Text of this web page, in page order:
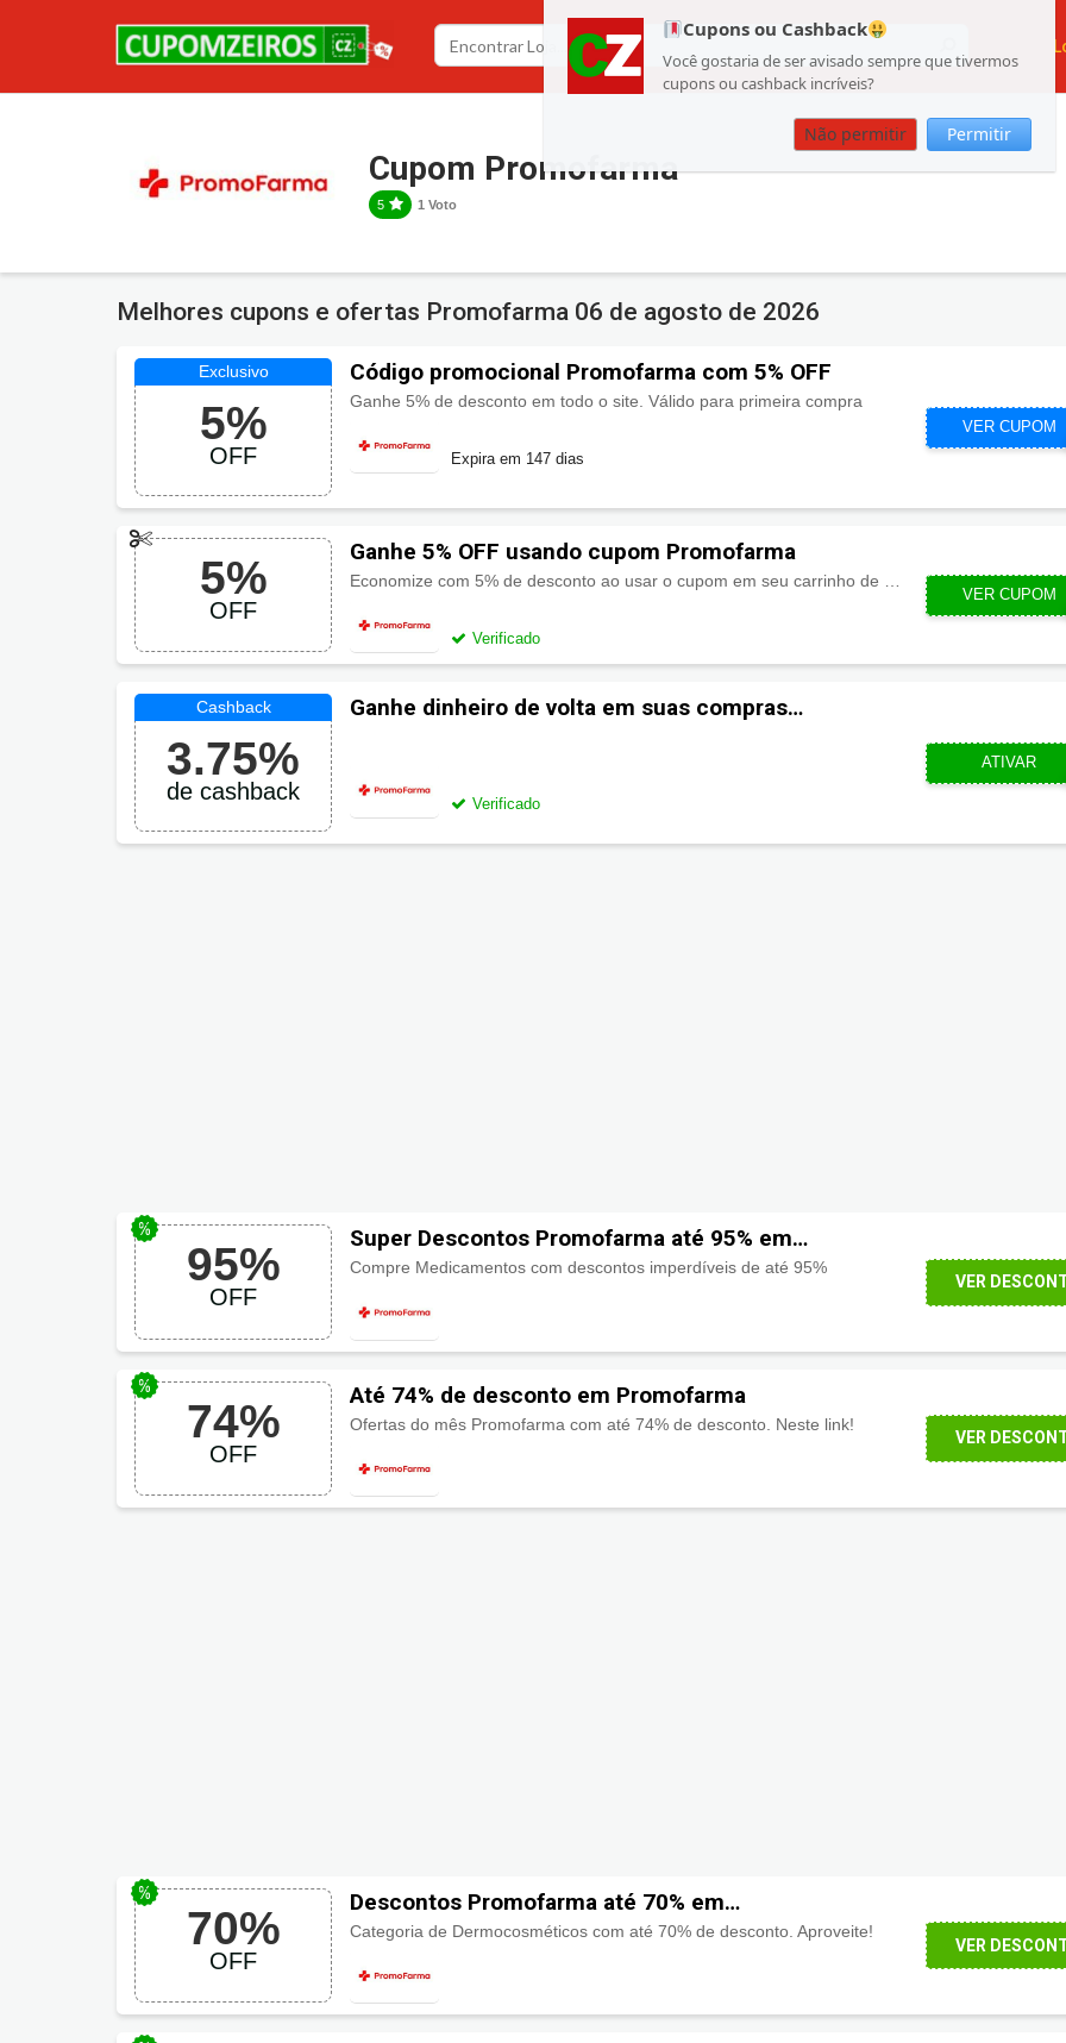
Cupons ou Cashback
Você gostaria de ser avisado sempre que tivermos
cupons ou cashback incríveis?
Não permitir Permitir
Cupom Promofarma
5 1 Voto
Melhores cupons e ofertas Promofarma 06 de agosto de 2026
5%
OFF
Código promocional Promofarma com 5% OFF
Ganhe 5% de desconto em todo o site. Válido para primeira compra
Expira em 147 dias
VER CUPOM
5%
OFF
Ganhe 5% OFF usando cupom Promofarma
Verificado
VER CUPOM
3.75%
de cashback
Ganhe dinheiro de volta em suas compras
Verificado
ATIVAR
95%
OFF
Super Descontos Promofarma até 95% em
Medicamentos
Compre Medicamentos com descontos imperdíveis de até 95%
VER
74%
OFF
Até 74% de desconto em Promofarma
Ofertas do mês Promofarma com até 74% de desconto. Neste link!
VER
70%
OFF
Descontos Promofarma até 70% em
Dermocosméticos
Categoria de Dermocosméticos com até 70% de desconto. Aproveite!
VER